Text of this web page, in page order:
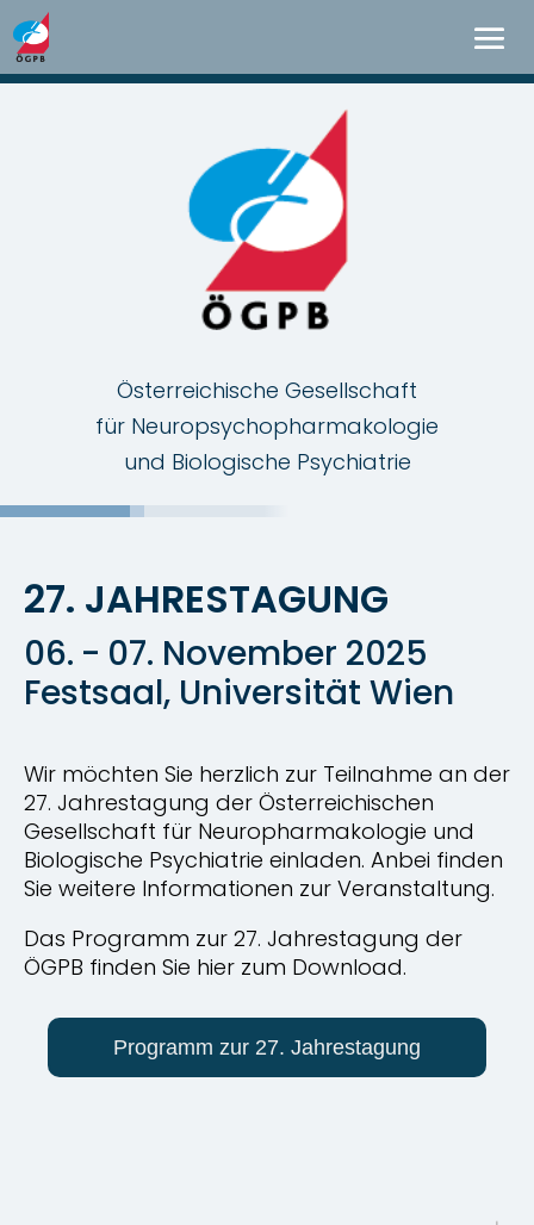
Österreichische Gesellschaft
für Neuropsychopharmakologie
und Biologische Psychiatrie
27. JAHRESTAGUNG
06. - 07. November 2025
Festsaal, Universität Wien
Wir möchten Sie herzlich zur Teilnahme an der
27. Jahrestagung der Österreichischen
Gesellschaft für Neuropharmakologie und
Biologische Psychiatrie einladen. Anbei finden
Sie weitere Informationen zur Veranstaltung.
Das Programm zur 27. Jahrestagung der
ÖGPB finden Sie hier zum Download.
Programm zur 27. Jahrestagung